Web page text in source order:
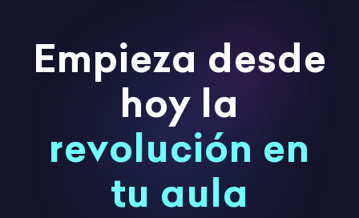
Empieza desde
hoy la
revolución en
tu aula